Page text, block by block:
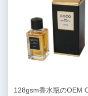
128gsm香水瓶のOEM